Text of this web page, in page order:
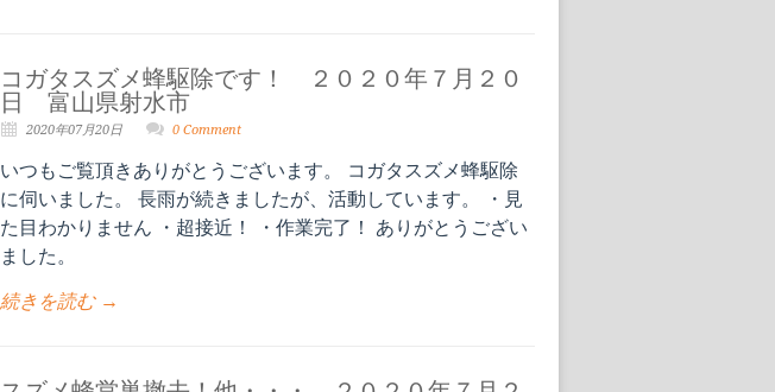
コガタスズメ蜂駆除です！ ２０２０年７月２０
日 富山県射水市
2020年07月20日 0 Comment
いつもご覧頂きありがとうございます。 コガタスズメ蜂駆除
に伺いました。 長雨が続きましたが、活動しています。 ・見
た目わかりません ・超接近！ ・作業完了！ ありがとうござい
ました。
続きを読む →